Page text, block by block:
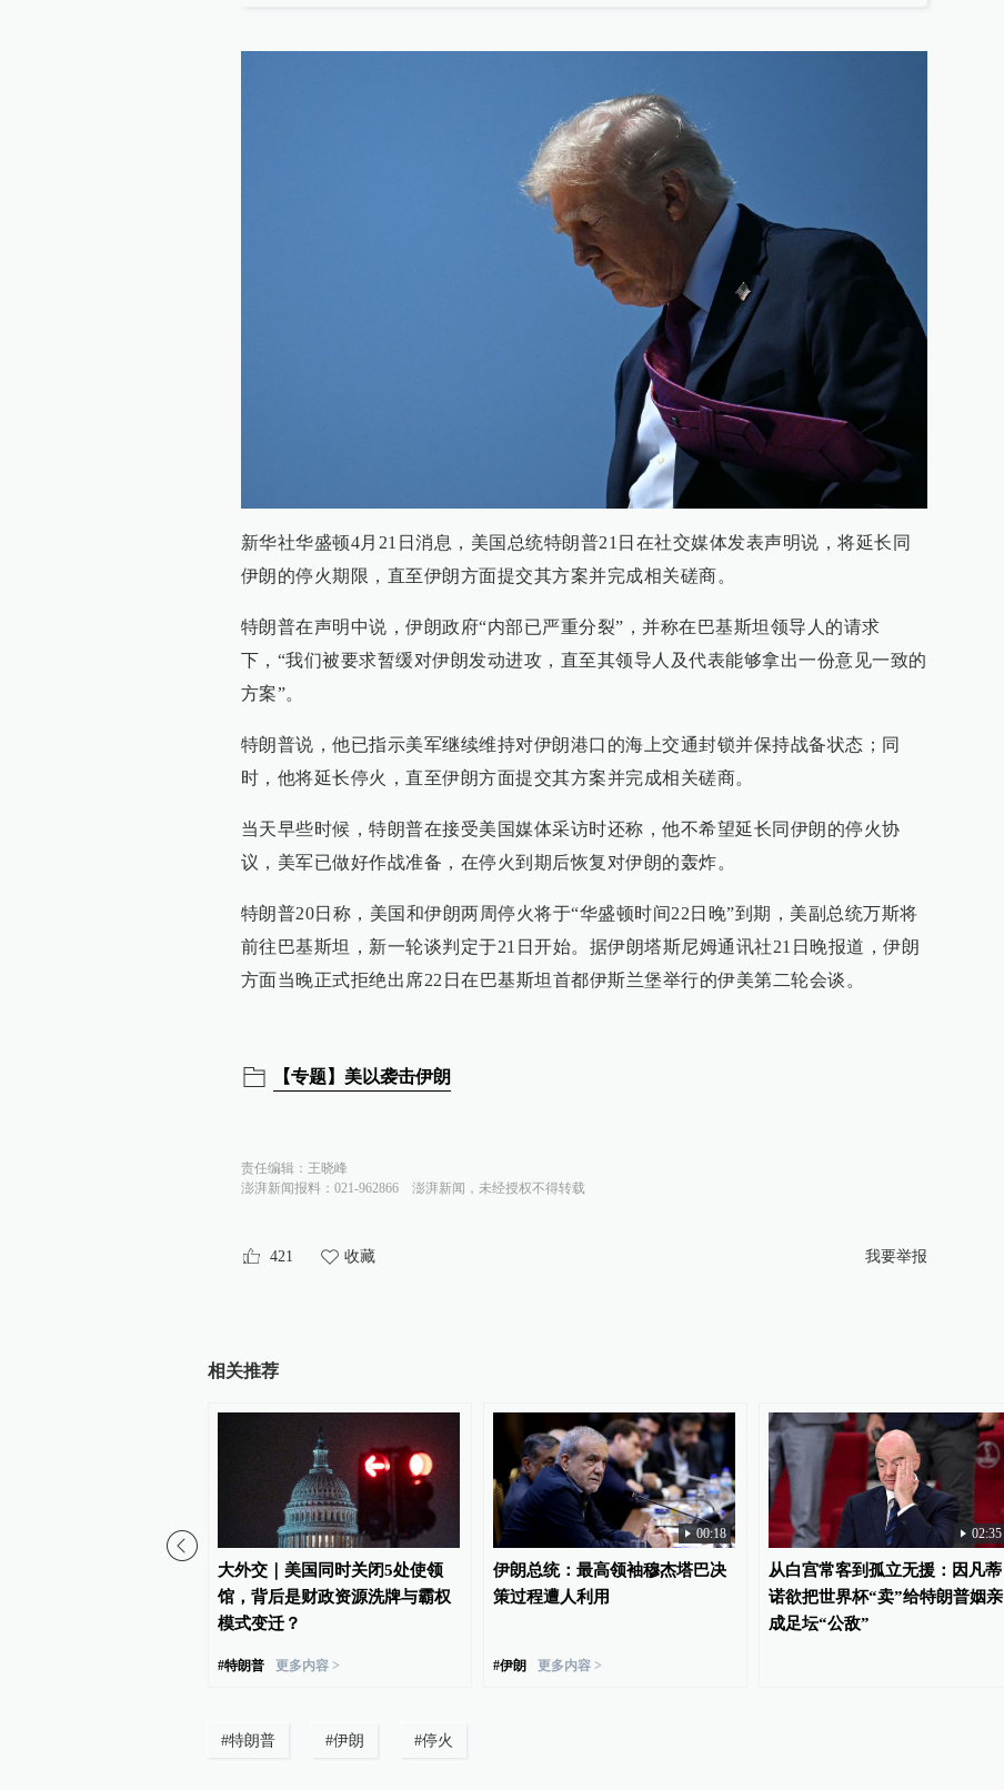
伊朗伊斯兰革命卫队称攻击并摧毁两艘“违规船只”
伊媒：伊朗袭击美海军第五舰队司令部
查看详情
05:50
美军连续第三晚空袭伊朗
美媒：特朗普已通知国会伊朗战事重新爆发
查看详情
2026-07-13
22:38
查看详情
查看详情
伊朗革命卫队：将以果断行动回应美方“侵略”
07:27
查看详情
2026-06-27
10:40
伊朗高级官员：特朗普不遵守谈判和停火原则
10:39
美副总统威胁：若伊朗诉诸暴力，将遭武力回击
查看详情
伊朗革命卫队称打击美军驻点以回应沿海地区遭袭
新华社华盛顿4月21日消息，美国总统特朗普21日在社交媒体发表声明说，将延长同
伊朗的停火期限，直至伊朗方面提交其方案并完成相关磋商。
特朗普在声明中说，伊朗政府“内部已严重分裂”，并称在巴基斯坦领导人的请求
下，“我们被要求暂缓对伊朗发动进攻，直至其领导人及代表能够拿出一份意见一致的
方案”。
特朗普说，他已指示美军继续维持对伊朗港口的海上交通封锁并保持战备状态；同
时，他将延长停火，直至伊朗方面提交其方案并完成相关磋商。
当天早些时候，特朗普在接受美国媒体采访时还称，他不希望延长同伊朗的停火协
议，美军已做好作战准备，在停火到期后恢复对伊朗的轰炸。
特朗普20日称，美国和伊朗两周停火将于“华盛顿时间22日晚”到期，美副总统万斯将
前往巴基斯坦，新一轮谈判定于21日开始。据伊朗塔斯尼姆通讯社21日晚报道，伊朗
方面当晚正式拒绝出席22日在巴基斯坦首都伊斯兰堡举行的伊美第二轮会谈。
【专题】美以袭击伊朗
责任编辑： 王晓峰
澎湃新闻报料：021-962866
澎湃新闻，未经授权不得转载
421 收藏 我要举报
相关推荐
大外交｜美国同时关闭5处使领
馆，背后是财政资源洗牌与霸权
模式变迁？
#特朗普 更多内容 >
00:18
伊朗总统：最高领袖穆杰塔巴决
策过程遭人利用
#伊朗 更多内容 >
02:35
从白宫常客到孤立无援：因凡蒂
诺欲把世界杯“卖”给特朗普姻亲
成足坛“公敌”
#特朗普 #伊朗 #停火